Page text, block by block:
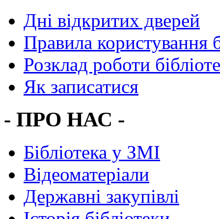
Дні відкритих дверей
Правила користування
Розклад роботи
Як записатися
- ПРО НАС -
Бібліотека у ЗМІ
Відеоматеріали
Державні закупівлі